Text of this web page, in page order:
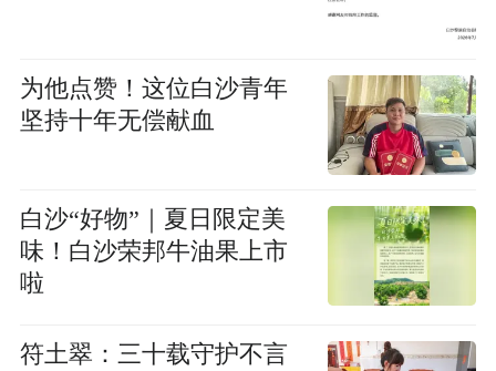
为他点赞！这位白沙青年
坚持十年无偿献血
白沙“好物”｜夏日限定美
味！白沙荣邦牛油果上市
啦
符土翠：三十载守护不言